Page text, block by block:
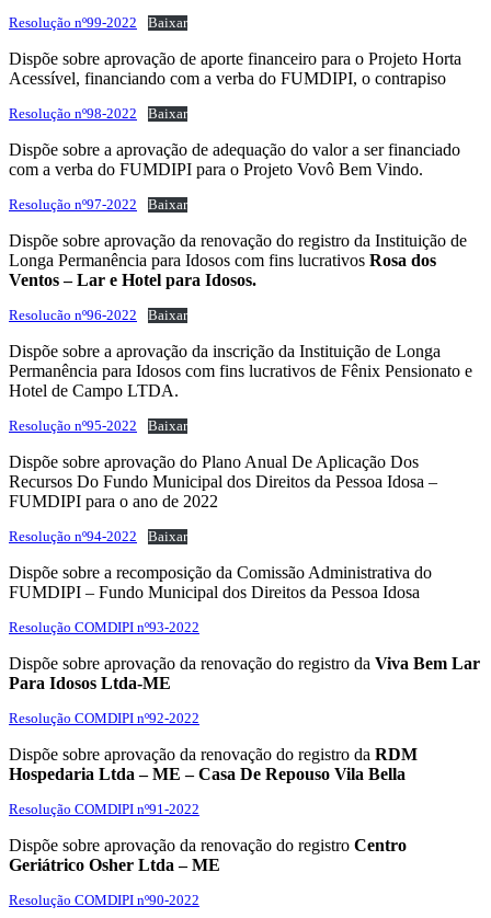
Resolução nº99-2022 Baixar
Dispõe sobre aprovação de aporte financeiro para o Projeto Horta
Acessível, financiando com a verba do FUMDIPI, o contrapiso
Resolução nº98-2022 Baixar
Dispõe sobre a aprovação de adequação do valor a ser financiado
com a verba do FUMDIPI para o Projeto Vovô Bem Vindo.
Resolução nº97-2022 Baixar
Dispõe sobre aprovação da renovação do registro da Instituição de
Longa Permanência para Idosos com fins lucrativos Rosa dos
Ventos – Lar e Hotel para Idosos.
Resolucão nº96-2022 Baixar
Dispõe sobre a aprovação da inscrição da Instituição de Longa
Permanência para Idosos com fins lucrativos de Fênix Pensionato e
Hotel de Campo LTDA.
Resolução nº95-2022 Baixar
Dispõe sobre aprovação do Plano Anual De Aplicação Dos
Recursos Do Fundo Municipal dos Direitos da Pessoa Idosa –
FUMDIPI para o ano de 2022
Resolução nº94-2022 Baixar
Dispõe sobre a recomposição da Comissão Administrativa do
FUMDIPI – Fundo Municipal dos Direitos da Pessoa Idosa
Resolução COMDIPI nº93-2022
Dispõe sobre aprovação da renovação do registro da Viva Bem Lar
Para Idosos Ltda-ME
Resolução COMDIPI nº92-2022
Dispõe sobre aprovação da renovação do registro da RDM
Hospedaria Ltda – ME – Casa De Repouso Vila Bella
Resolução COMDIPI nº91-2022
Dispõe sobre aprovação da renovação do registro Centro
Geriátrico Osher Ltda – ME
Resolução COMDIPI nº90-2022